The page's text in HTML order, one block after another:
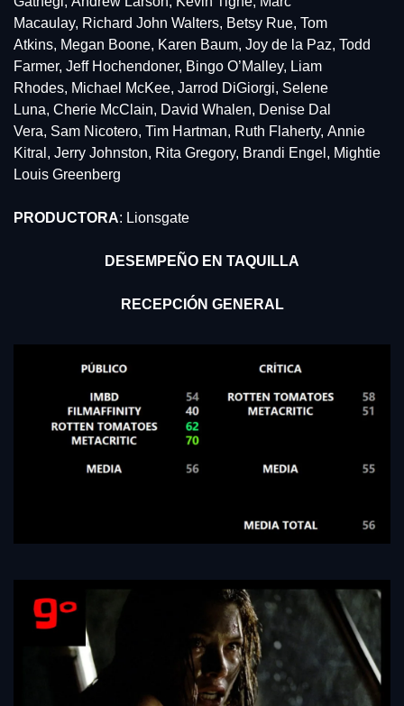
Macaulay, Richard John Walters, Betsy Rue, Tom
Atkins, Megan Boone, Karen Baum, Joy de la Paz, Todd
Farmer, Jeff Hochendoner, Bingo O’Malley, Liam
Rhodes, Michael McKee, Jarrod DiGiorgi, Selene
Luna, Cherie McClain, David Whalen, Denise Dal
Vera, Sam Nicotero, Tim Hartman, Ruth Flaherty, Annie
Kitral, Jerry Johnston, Rita Gregory, Brandi Engel, Mightie
Louis Greenberg
PRODUCTORA: Lionsgate
DESEMPEÑO EN TAQUILLA
RECEPCIÓN GENERAL